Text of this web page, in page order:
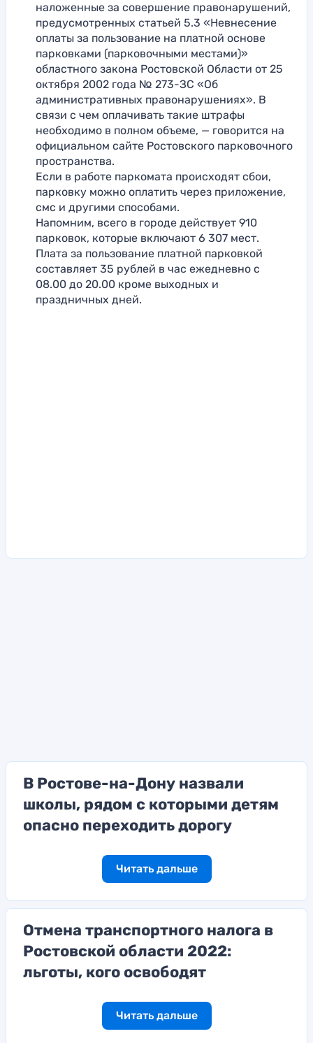
наложенные за совершение правонарушений,
предусмотренных статьей 5.3 «Невнесение
оплаты за пользование на платной основе
парковками (парковочными местами)»
областного закона Ростовской Области от 25
октября 2002 года № 273-ЗС «Об
административных правонарушениях». В
связи с чем оплачивать такие штрафы
необходимо в полном объеме, — говорится на
официальном сайте Ростовского парковочного
пространства.
Если в работе паркомата происходят сбои,
парковку можно оплатить через приложение,
смс и другими способами.
Напомним, всего в городе действует 910
парковок, которые включают 6 307 мест.
Плата за пользование платной парковкой
составляет 35 рублей в час ежедневно с
08.00 до 20.00 кроме выходных и
праздничных дней.
В Ростове-на-Дону назвали
школы, рядом с которыми детям
опасно переходить дорогу
Читать дальше
Отмена транспортного налога в
Ростовской области 2022:
льготы, кого освободят
Читать дальше